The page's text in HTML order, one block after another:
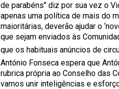
de parabéns" diz por sua vez o
apenas uma política de mais do
maioritárias, deverão ajudar o
que sejam enviados às
que os habituais anúncios de
António Fonseca espera que
rubrica própria ao Conselho das
vamos unir inteligências e